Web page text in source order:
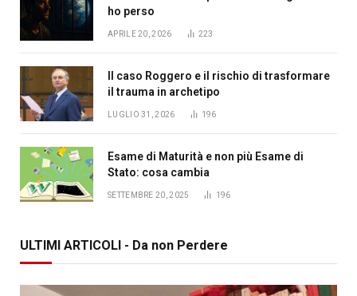
ho perso
APRILE 20, 2026 223
Il caso Roggero e il rischio di trasformare
il trauma in archetipo
LUGLIO 31, 2026 196
Esame di Maturità e non più Esame di
Stato: cosa cambia
SETTEMBRE 20, 2025 196
ULTIMI ARTICOLI - Da non Perdere